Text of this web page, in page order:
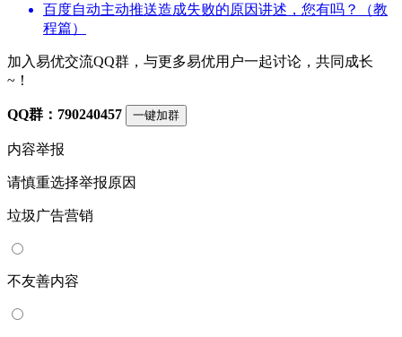
百度自动主动推送造成失败的原因讲述，您有吗？（教
程篇）
加入易优交流QQ群，与更多易优用户一起讨论，共同成长
~！
QQ群：790240457 一键加群
内容举报
请慎重选择举报原因
垃圾广告营销
不友善内容